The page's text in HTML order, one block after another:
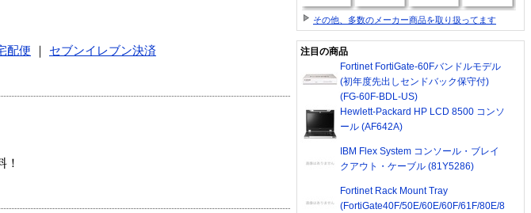
配便
セブンイレブン決済
！
その他、多数のメーカー商品を取り扱ってます
注目の商品
Fortinet FortiGate-60Fバンドルモデル
(初年度先出しセンドバック保守付)
(FG-60F-BDL-US)
Hewlett-Packard HP LCD 8500 コンソ
ール (AF642A)
IBM Flex System コンソール・ブレイ
クアウト・ケーブル (81Y5286)
Fortinet Rack Mount Tray
(FortiGate40F/50E/60E/60F/61F/80E/8